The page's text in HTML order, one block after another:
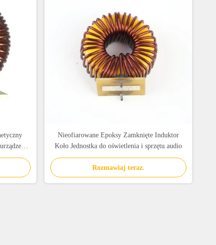
Nieofiarowane Epoksy Zamknięte Induktor
Koło Jednostka do oświetlenia i sprzętu audio
Rozmawiaj teraz.